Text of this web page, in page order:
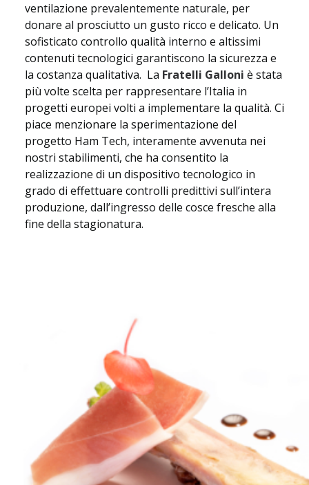
ventilazione prevalentemente naturale, per
donare al prosciutto un gusto ricco e delicato. Un
sofisticato controllo qualità interno e altissimi
contenuti tecnologici garantiscono la sicurezza e
la costanza qualitativa. La Fratelli Galloni è stata
più volte scelta per rappresentare l’Italia in
progetti europei volti a implementare la qualità. Ci
piace menzionare la sperimentazione del
progetto Ham Tech, interamente avvenuta nei
nostri stabilimenti, che ha consentito la
realizzazione di un dispositivo tecnologico in
grado di effettuare controlli predittivi sull’intera
produzione, dall’ingresso delle cosce fresche alla
fine della stagionatura.